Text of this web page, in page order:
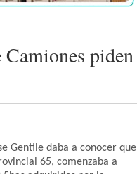
piden
Gentile daba a conocer que
65, comenzaba a